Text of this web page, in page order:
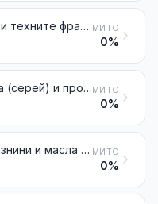
Мазнини и масла и техните фракции, от риби или морски бозайници, дори рафинирани, но не химически променени МИТО
0%
Мазнина от вълна (серей) и производни мастни вещества от нея, включително ланолинаМИТО
0%
Други видове мазнини и масла от животински произход и техните фракции, дори рафинирани, но не химически променени МИТО
0%